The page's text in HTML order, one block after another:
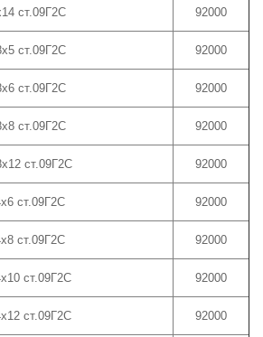
ст.09Г2С 92000
ст.09Г2С 92000
ст.09Г2С 92000
ст.09Г2С 92000
ст.09Г2С 92000
ст.09Г2С 92000
ст.09Г2С 92000
ст.09Г2С 92000
ст.09Г2С 92000